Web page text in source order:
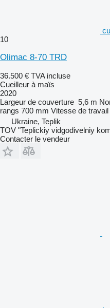
10
Olimac 8-70 TRD
36.500 € TVA incluse
Cueilleur à maïs
2020
Largeur de couverture 5,6 m
rangs 700 mm Vitesse de travail
Ukraine, Teplik
TOV "Teplickiy vidgodivelniy
Contacter le vendeur